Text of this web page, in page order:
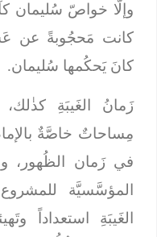
وإلَّا خواصّ سُليمان
كانت مَحجُوبةً عن
كانَ يَحكُمها سُليمان.
زَمانُ الغَيبَةِ
مِساحاتٌ خاصَّةٌ
في زَمان الظُهور،
المؤسَّسيَّة
الغَيبَةِ استعداداً